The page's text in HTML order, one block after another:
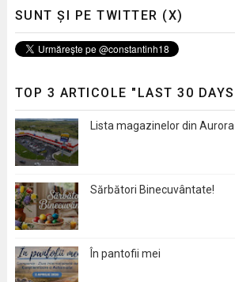
SUNT ȘI PE TWITTER (X)
TOP 3 ARTICOLE "LAST 30
Lista magazinelor din
Sărbători Binecuvântate!
În pantofii mei